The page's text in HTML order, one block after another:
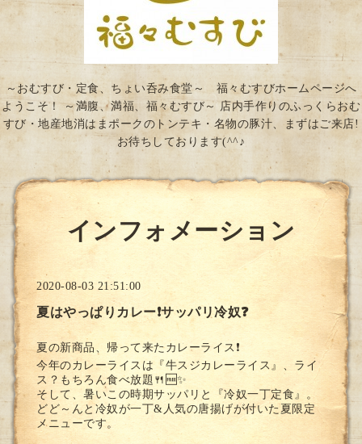
～おむすび・定食、ちょい呑み食堂～ 福々むすびホームページへ
ようこそ！ ～満腹、満福、福々むすび～ 店内手作りのふっくらおむ
すび・地産地消はまポークのトンテキ・名物の豚汁、まずはご来店!
お待ちしております(^^♪
インフォメーション
2020-08-03 21:51:00
夏はやっぱりカレー❗サッパリ冷奴❓
夏の新商品、帰って来たカレーライス❗
今年のカレーライスは『牛スジカレーライス』、ライ
ス？もちろん食べ放題🍴🆓✨
そして、暑いこの時期サッパリと『冷奴一丁定食』。
どど～んと冷奴が一丁&人気の唐揚げが付いた夏限定
メニューです。